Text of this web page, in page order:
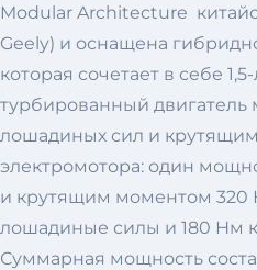
Modular Architecture
Geely) и оснащена
которая сочетает в себе
турбированный двигатель
лошадиных сил и
электромотора: один
и крутящим моментом 320
лошадиные силы и 180 Нм
Суммарная мощность